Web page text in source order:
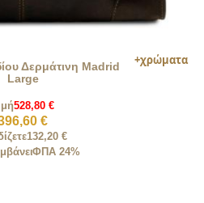
Δερμάτινη Madrid
Large
528,80 €
€
132,20 €
ΦΠΑ 24%